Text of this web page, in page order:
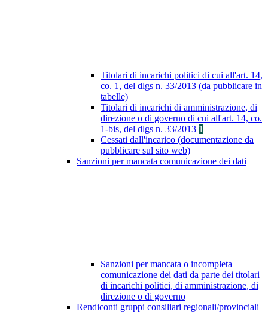
Titolari di incarichi politici di cui all'art. 14,
co. 1, del dlgs n. 33/2013 (da pubblicare in
tabelle)
Titolari di incarichi di amministrazione, di
direzione o di governo di cui all'art. 14, co.
1-bis, del dlgs n. 33/2013 1
Cessati dall'incarico (documentazione da
pubblicare sul sito web)
Sanzioni per mancata comunicazione dei dati
Sanzioni per mancata o incompleta
comunicazione dei dati da parte dei titolari
di incarichi politici, di amministrazione, di
direzione o di governo
Rendiconti gruppi consiliari regionali/provinciali